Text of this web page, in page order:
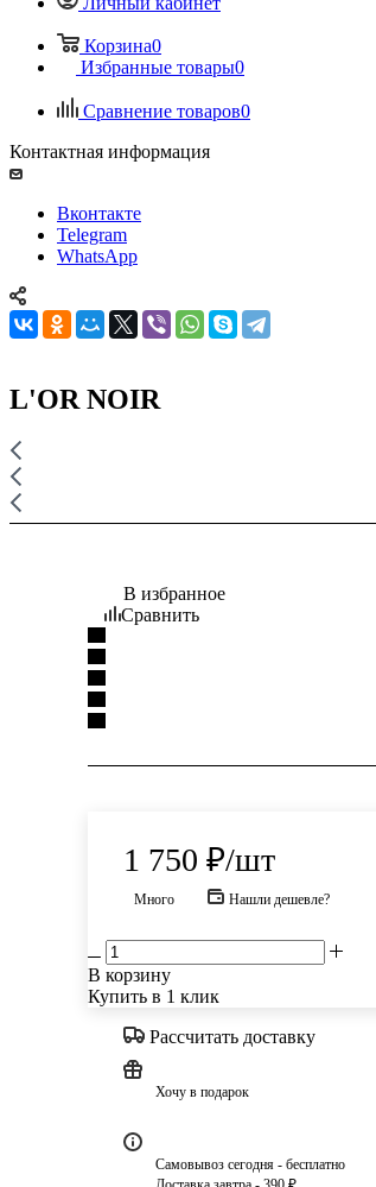
Корзина0
Избранные товары0
Сравнение товаров0
Контактная информация
Вконтакте
Telegram
WhatsApp
L'OR NOIR
В избранное
Сравнить
1 750 ₽/шт
Много Нашли дешевле?
В корзину
Купить в 1 клик
Рассчитать доставку
Хочу в подарок
Самовывоз сегодня - бесплатно